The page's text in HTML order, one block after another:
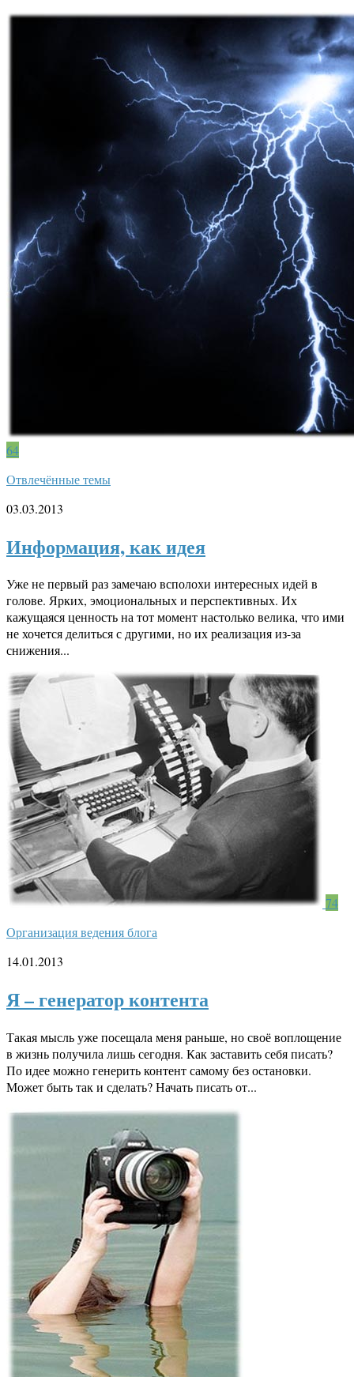
64
Отвлечённые темы
03.03.2013
Информация, как идея
Уже не первый раз замечаю всполохи интересных идей в
голове. Ярких, эмоциональных и перспективных. Их
кажущаяся ценность на тот момент настолько велика, что ими
не хочется делиться с другими, но их реализация из-за
снижения...
74
Организация ведения блога
14.01.2013
Я – генератор контента
Такая мысль уже посещала меня раньше, но своё воплощение
в жизнь получила лишь сегодня. Как заставить себя писать?
По идее можно генерить контент самому без остановки.
Может быть так и сделать? Начать писать от...